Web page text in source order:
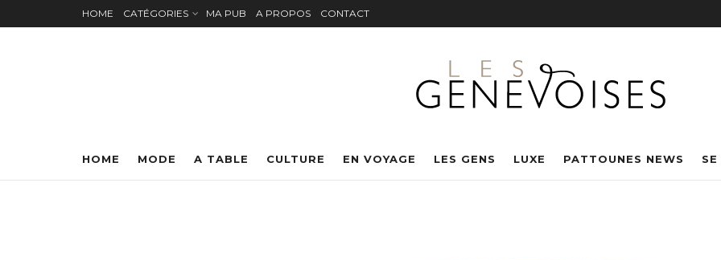
HOME CATÉGORIES MA PUB A PROPOS CONTACT
HOME MODE A TABLE CULTURE EN VOYAGE LES GENS LUXE PATTOUNES NEWS